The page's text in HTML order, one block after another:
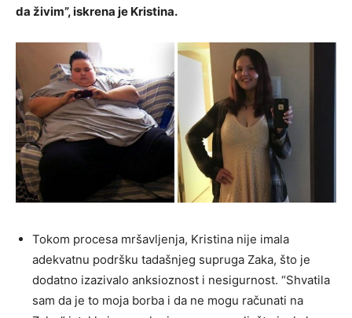
da živim”, iskrena je Kristina.
Tokom procesa mršavljenja, Kristina nije imala
adekvatnu podršku tadašnjeg supruga Zaka, što je
dodatno izazivalo anksioznost i nesigurnost. “Shvatila
sam da je to moja borba i da ne mogu računati na